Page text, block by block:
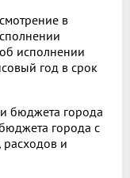
в
исполнении
год в срок
бюджета города
города с
и